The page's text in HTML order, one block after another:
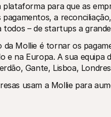
para que as
a
– de startups a
da Mollie é tornar os
e na Europa. A sua
Gante, Lisboa,
usam a Mollie para